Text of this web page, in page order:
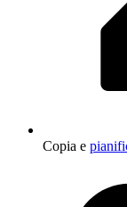
Copia e